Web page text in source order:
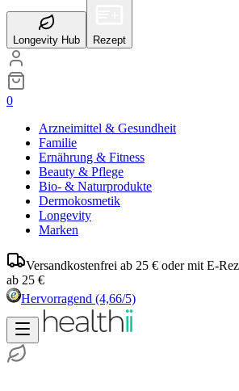
Longevity Hub Rezept
0
Arzneimittel & Gesundheit
Familie
Ernährung & Fitness
Beauty & Pflege
Bio- & Naturprodukte
Dermokosmetik
Longevity
Marken
Versandkostenfrei ab 25 € oder mit E-
ab 25 €
Hervorragend (4,66/5)